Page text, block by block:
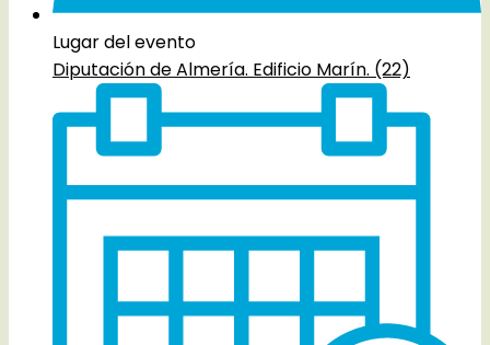
Lugar del evento
Diputación de Almería. Edificio Marín. (22)